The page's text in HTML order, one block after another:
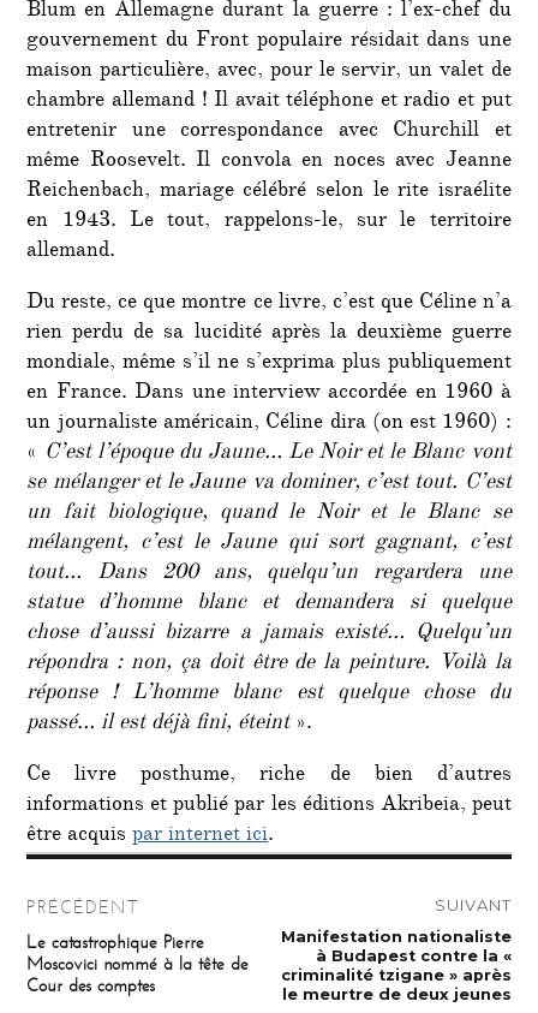
Blum en Allemagne durant la guerre : l’ex-chef du
gouvernement du Front populaire résidait dans une
maison particulière, avec, pour le servir, un valet de
chambre allemand ! Il avait téléphone et radio et put
entretenir une correspondance avec Churchill et
même Roosevelt. Il convola en noces avec Jeanne
Reichenbach, mariage célébré selon le rite israélite
en 1943. Le tout, rappelons-le, sur le territoire
allemand.
Du reste, ce que montre ce livre, c’est que Céline n’a
rien perdu de sa lucidité après la deuxième guerre
mondiale, même s’il ne s’exprima plus publiquement
en France. Dans une interview accordée en 1960 à
un journaliste américain, Céline dira (on est 1960) :
« C’est l’époque du Jaune… Le Noir et le Blanc vont
se mélanger et le Jaune va dominer, c’est tout. C’est
un fait biologique, quand le Noir et le Blanc se
mélangent, c’est le Jaune qui sort gagnant, c’est
tout… Dans 200 ans, quelqu’un regardera une
statue d’homme blanc et demandera si quelque
chose d’aussi bizarre a jamais existé… Quelqu’un
répondra : non, ça doit être de la peinture. Voilà la
réponse ! L’homme blanc est quelque chose du
passé… il est déjà fini, éteint».
Ce livre posthume, riche de bien d’autres
informations et publié par les éditions Akribeia, peut
être acquispar internet ici.
de
l’article
PRÉCÉDENT
Publication
précédente :
Le catastrophique Pierre
Moscovici nommé à la tête de
Cour des comptes
SUIVANT
Publication
suivante :
Manifestation nationaliste
à Budapest contre la «
criminalité tzigane » après
le meurtre de deux jeunes